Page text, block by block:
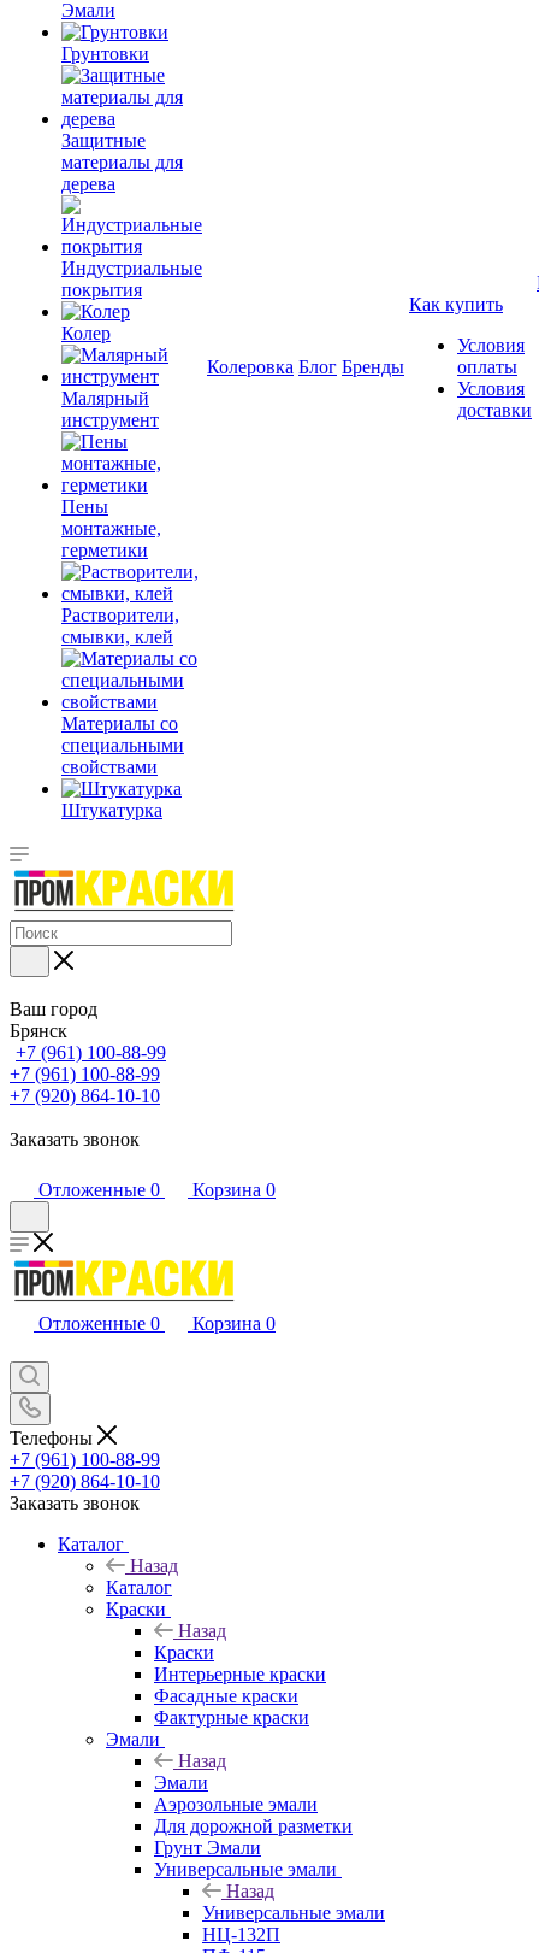
Эмали
Грунтовки
Защитные
материалы для
дерева
Индустриальные
покрытия
Колер
Малярный
инструмент
Пены
монтажные,
герметики
Растворители,
смывки, клей
Материалы со
специальными
свойствами
Штукатурка
Колеровка Блог Бренды
Как купить
Условия
оплаты
Условия
доставки
Ваш город
Брянск
+7 (961) 100-88-99
+7 (961) 100-88-99
+7 (920) 864-10-10
Заказать звонок
Отложенные 0 Корзина 0
Отложенные 0 Корзина 0
Телефоны
+7 (961) 100-88-99
+7 (920) 864-10-10
Заказать звонок
Каталог
Назад
Каталог
Краски
Назад
Краски
Интерьерные краски
Фасадные краски
Фактурные краски
Эмали
Назад
Эмали
Аэрозольные эмали
Для дорожной разметки
Грунт Эмали
Универсальные эмали
Назад
Универсальные эмали
НЦ-132П